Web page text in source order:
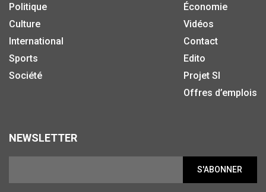
Politique
Culture
International
Sports
Société
Économie
Vidéos
Contact
Edito
Projet SI
Offres d’emplois
NEWSLETTER
S'ABONNER